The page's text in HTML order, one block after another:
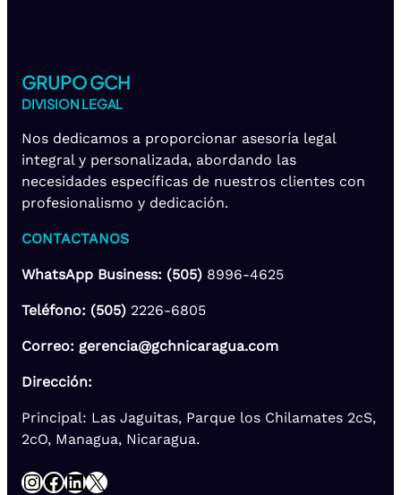
GRUPO GCH
DIVISION LEGAL
Nos dedicamos a proporcionar asesoría legal
integral y personalizada, abordando las
necesidades específicas de nuestros clientes con
profesionalismo y dedicación.
CONTACTANOS
WhatsApp Business: (505) 8996-4625
Teléfono: (505) 2226-6805
Correo: gerencia@gchnicaragua.com
Dirección:
Principal: Las Jaguitas, Parque los Chilamates 2cS,
2cO, Managua, Nicaragua.
InstagramFacebook LinkedIn X